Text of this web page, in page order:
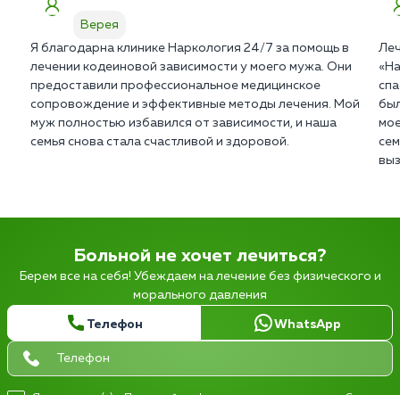
Верея
Я благодарна клинике Наркология 24/7 за помощь в
лечении кодеиновой зависимости у моего мужа. Они
предоставили профессиональное медицинское
сопровождение и эффективные методы лечения. Мой
муж полностью избавился от зависимости, и наша
семья снова стала счастливой и здоровой.
Больной не хочет лечиться?
Берем все на себя! Убеждаем на лечение без физического и
морального давления
Телефон WhatsApp